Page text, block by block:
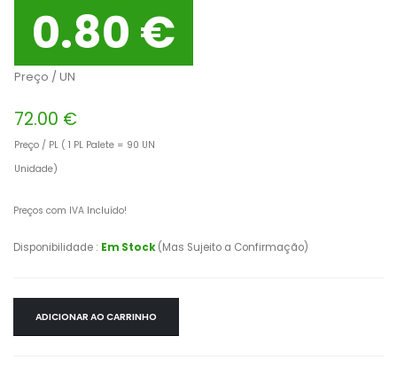
0.80 €
Preço / UN
72.00 €
Preço / PL ( 1 PL Palete = 90 UN
Unidade)
Preços com IVA Incluído!
Disponibilidade : Em Stock(Mas Sujeito a Confirmação)
ADICIONAR AO CARRINHO